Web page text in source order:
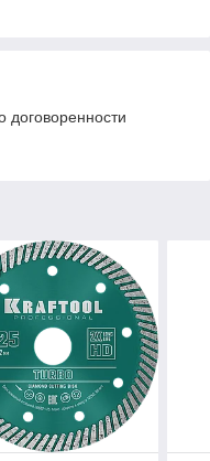
договоренности